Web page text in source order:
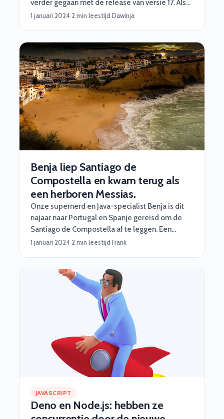
verder gegaan met de release van versie 17. Als
je al bekend bent met Angular, weet je dat het
nieuwste versie zijn er een aantal geweldige
verbeteringen die het leven van een ervaren
ontwikkelaar nog gemakkelijker maken.
1 januari 2024·2 min leestijd·Dawinja
Benja liep Santiago de
Compostella en kwam terug als
een herboren Messias.
Onze supernerd en Java-specialist Benja is dit
najaar naar Portugal en Spanje gereisd om de
Santiago de Compostella af te leggen. Een
pelgrimstocht met oneindig veel fabuleuze
1 januari 2024·2 min leestijd·Frank
JAVASCRIPT
Deno en Node.js: hebben ze